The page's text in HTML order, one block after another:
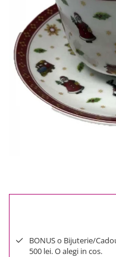
Cele mai noi
Cele mai vandute
Cele mai votate
Cu video
Pret
0 Lei - 100 Lei
100 Lei - 200 Lei
200 Lei - 300 Lei
BONUS o Bijuterie/
500 lei. O alegi in cos.